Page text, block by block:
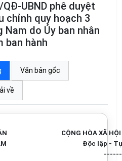
UBND phê duyệt
chỉnh quy hoạch 3
do Ủy ban nhân
ban hành
Văn bản gốc
về
CỘNG HÒA XÃ
Độc lập -